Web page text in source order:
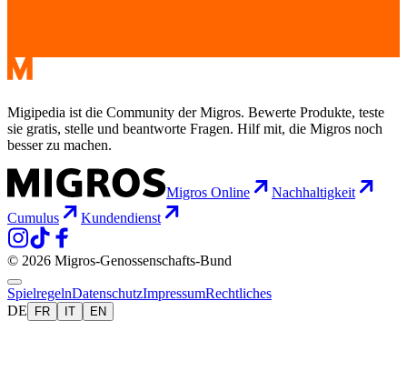
Migipedia ist die Community der Migros. Bewerte Produkte, teste
sie gratis, stelle und beantworte Fragen. Hilf mit, die Migros noch
besser zu machen.
Migros Online
Nachhaltigkeit
Cumulus
Kundendienst
© 2026 Migros-Genossenschafts-Bund
SpielregelnDatenschutzImpressumRechtliches
DE
FR IT EN